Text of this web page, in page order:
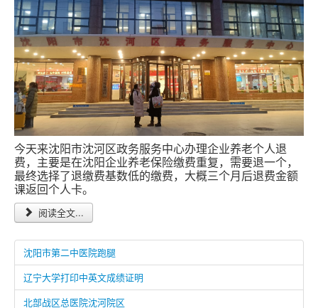
今天来沈阳市沈河区政务服务中心办理企业养老个人退
费，主要是在沈阳企业养老保险缴费重复，需要退一个，
最终选择了退缴费基数低的缴费，大概三个月后退费金额
课返回个人卡。
阅读全文...
沈阳市第二中医院跑腿
辽宁大学打印中英文成绩证明
北部战区总医院沈河院区